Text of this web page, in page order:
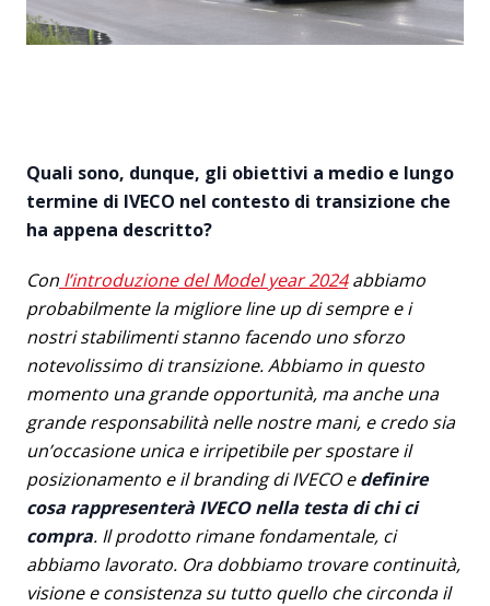
Quali sono, dunque, gli obiettivi a medio e lungo
termine di IVECO nel contesto di transizione che
ha appena descritto?
Con l’introduzione del Model year 2024abbiamo
probabilmente la migliore line up di sempre e i
nostri stabilimenti stanno facendo uno sforzo
notevolissimo di transizione. Abbiamo in questo
momento una grande opportunità, ma anche una
grande responsabilità nelle nostre mani, e credo sia
un’occasione unica e irripetibile per spostare il
posizionamento e il branding di IVECO edefinire
cosa rappresenterà IVECO nella testa di chi ci
compra. Il prodotto rimane fondamentale, ci
abbiamo lavorato. Ora dobbiamo trovare continuità,
visione e consistenza su tutto quello che circonda il